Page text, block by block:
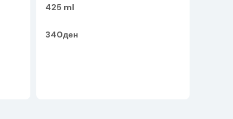
425 ml
340ден